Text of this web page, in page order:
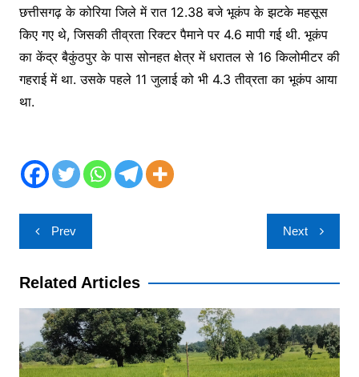
छत्तीसगढ़ के कोरिया जिले में रात 12.38 बजे भूकंप के झटके महसूस
किए गए थे, जिसकी तीव्रता रिक्टर पैमाने पर 4.6 मापी गई थी. भूकंप
का केंद्र बैकुंठपुर के पास सोनहत क्षेत्र में धरातल से 16 किलोमीटर की
गहराई में था. उसके पहले 11 जुलाई को भी 4.3 तीव्रता का भूकंप आया
था.
Post
navigation
Prev Next
Related Articles